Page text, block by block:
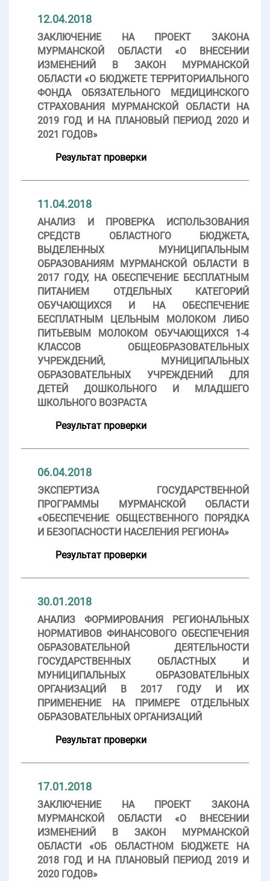
12.04.2018
ЗАКЛЮЧЕНИЕ НА ПРОЕКТ ЗАКОНА
МУРМАНСКОЙ ОБЛАСТИ «О ВНЕСЕНИИ
ИЗМЕНЕНИЙ В ЗАКОН МУРМАНСКОЙ
ОБЛАСТИ «О БЮДЖЕТЕ ТЕРРИТОРИАЛЬНОГО
ФОНДА ОБЯЗАТЕЛЬНОГО МЕДИЦИНСКОГО
СТРАХОВАНИЯ МУРМАНСКОЙ ОБЛАСТИ НА
2019 ГОД И НА ПЛАНОВЫЙ ПЕРИОД 2020 И
2021 ГОДОВ»
Результат проверки
11.04.2018
АНАЛИЗ И ПРОВЕРКА ИСПОЛЬЗОВАНИЯ
СРЕДСТВ ОБЛАСТНОГО БЮДЖЕТА,
ВЫДЕЛЕННЫХ МУНИЦИПАЛЬНЫМ
ОБРАЗОВАНИЯМ МУРМАНСКОЙ ОБЛАСТИ В
2017 ГОДУ, НА ОБЕСПЕЧЕНИЕ БЕСПЛАТНЫМ
ПИТАНИЕМ ОТДЕЛЬНЫХ КАТЕГОРИЙ
ОБУЧАЮЩИХСЯ И НА ОБЕСПЕЧЕНИЕ
БЕСПЛАТНЫМ ЦЕЛЬНЫМ МОЛОКОМ ЛИБО
ПИТЬЕВЫМ МОЛОКОМ ОБУЧАЮЩИХСЯ 1-4
КЛАССОВ ОБЩЕОБРАЗОВАТЕЛЬНЫХ
УЧРЕЖДЕНИЙ, МУНИЦИПАЛЬНЫХ
ОБРАЗОВАТЕЛЬНЫХ УЧРЕЖДЕНИЙ ДЛЯ
ДЕТЕЙ ДОШКОЛЬНОГО И МЛАДШЕГО
ШКОЛЬНОГО ВОЗРАСТА
Результат проверки
06.04.2018
ЭКСПЕРТИЗА ГОСУДАРСТВЕННОЙ
ПРОГРАММЫ МУРМАНСКОЙ ОБЛАСТИ
«ОБЕСПЕЧЕНИЕ ОБЩЕСТВЕННОГО ПОРЯДКА
И БЕЗОПАСНОСТИ НАСЕЛЕНИЯ РЕГИОНА»
Результат проверки
30.01.2018
АНАЛИЗ ФОРМИРОВАНИЯ РЕГИОНАЛЬНЫХ
НОРМАТИВОВ ФИНАНСОВОГО ОБЕСПЕЧЕНИЯ
ОБРАЗОВАТЕЛЬНОЙ ДЕЯТЕЛЬНОСТИ
ГОСУДАРСТВЕННЫХ ОБЛАСТНЫХ И
МУНИЦИПАЛЬНЫХ ОБРАЗОВАТЕЛЬНЫХ
ОРГАНИЗАЦИЙ В 2017 ГОДУ И ИХ
ПРИМЕНЕНИЕ НА ПРИМЕРЕ ОТДЕЛЬНЫХ
ОБРАЗОВАТЕЛЬНЫХ ОРГАНИЗАЦИЙ
Результат проверки
17.01.2018
ЗАКЛЮЧЕНИЕ НА ПРОЕКТ ЗАКОНА
МУРМАНСКОЙ ОБЛАСТИ «О ВНЕСЕНИИ
ИЗМЕНЕНИЙ В ЗАКОН МУРМАНСКОЙ
ОБЛАСТИ «ОБ ОБЛАСТНОМ БЮДЖЕТЕ НА
2018 ГОД И НА ПЛАНОВЫЙ ПЕРИОД 2019 И
2020 ГОДОВ»